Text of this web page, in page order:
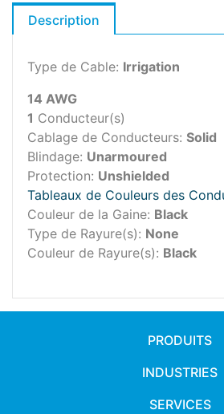
Description
Type de Cable: Irrigation
14 AWG
1 Conducteur(s)
Cablage de Conducteurs: Solid
Blindage: Unarmoured
Protection: Unshielded
Tableaux de Couleurs des
Couleur de la Gaine: Black
Type de Rayure(s): None
Couleur de Rayure(s): Black
PRODUITS
INDUSTRIES
SERVICES